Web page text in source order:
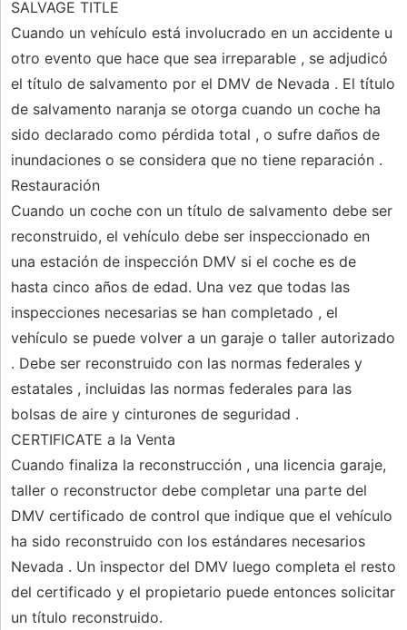
SALVAGE TITLE
Cuando un vehículo está involucrado en un accidente u
otro evento que hace que sea irreparable , se adjudicó
el título de salvamento por el DMV de Nevada . El título
de salvamento naranja se otorga cuando un coche ha
sido declarado como pérdida total , o sufre daños de
inundaciones o se considera que no tiene reparación .
Restauración
Cuando un coche con un título de salvamento debe ser
reconstruido, el vehículo debe ser inspeccionado en
una estación de inspección DMV si el coche es de
hasta cinco años de edad. Una vez que todas las
inspecciones necesarias se han completado , el
vehículo se puede volver a un garaje o taller autorizado
. Debe ser reconstruido con las normas federales y
estatales , incluidas las normas federales para las
bolsas de aire y cinturones de seguridad .
CERTIFICATE a la Venta
Cuando finaliza la reconstrucción , una licencia garaje,
taller o reconstructor debe completar una parte del
DMV certificado de control que indique que el vehículo
ha sido reconstruido con los estándares necesarios
Nevada . Un inspector del DMV luego completa el resto
del certificado y el propietario puede entonces solicitar
un título reconstruido.